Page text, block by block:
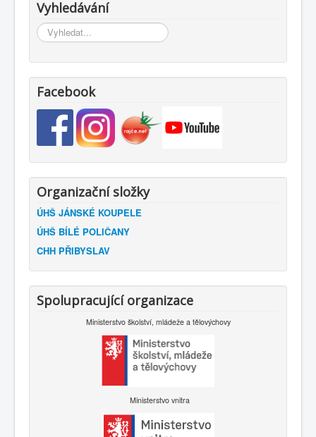
Vyhledávání
Vyhledávání...
Facebook
Organizační složky
ÚHŠ JÁNSKÉ KOUPELE
ÚHŠ BÍLÉ POLIČANY
CHH PŘIBYSLAV
Spolupracující organizace
Ministerstvo školství, mládeže a tělovýchovy
Ministerstvo vnitra